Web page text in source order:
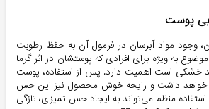
پوست
وجود مواد آبرسان در فرمول آن به حفظ رطوبت
به ویژه برای افرادی که پوستشان در اثر گرما
خشکی است اهمیت دارد. پس از استفاده، پوست
داشت و رایحه خوش محصول نیز این حس
منظم می‌تواند به ایجاد حس تمیزی، تازگی